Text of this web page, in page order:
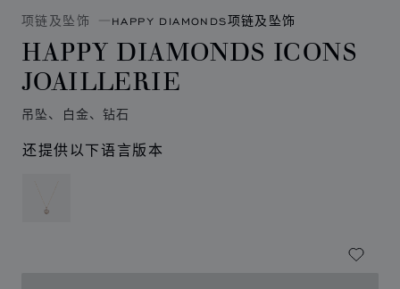
项链及坠饰 HAPPY DIAMONDS项链及坠饰
HAPPY DIAMONDS ICONS
JOAILLERIE
吊坠、白金、钻石
还提供以下语言版本